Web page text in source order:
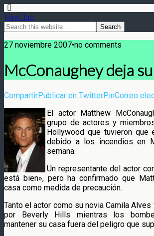
FilmClub
27 noviembre 2007•no comments
McConaughey deja
CompartirPublicar en TwitterPinCorreo
El actor Matthew
grupo de actores y
Hollywood que tuvieron que
debido a los incendios en
semana.
Un representante del actor
está bien», pero ha confirmado que
casa como medida de precaución.
Tanto el actor como su novia Camila
por Beverly Hills mientras los
mantener su casa fuera del peligro que